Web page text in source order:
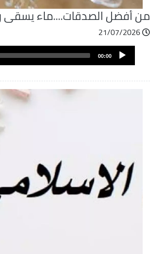
أفضل الصدقات....ماء يسقى
21/07/2026
ملفAudio
Player
00:00